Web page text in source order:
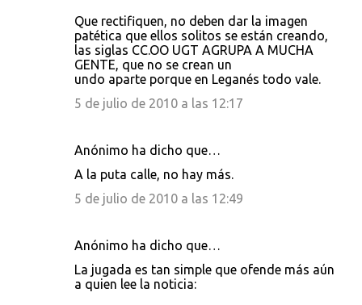
Que rectifiquen, no deben dar la imagen
patética que ellos solitos se están creando,
las siglas CC.OO UGT AGRUPA A MUCHA
GENTE, que no se crean un
undo aparte porque en Leganés todo vale.
5 de julio de 2010 a las 12:17
Anónimo ha dicho que…
A la puta calle, no hay más.
5 de julio de 2010 a las 12:49
Anónimo ha dicho que…
La jugada es tan simple que ofende más aún
a quien lee la noticia: